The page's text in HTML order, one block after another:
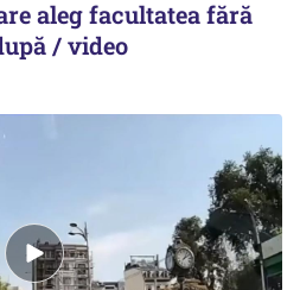
aleg facultatea fără
/ video